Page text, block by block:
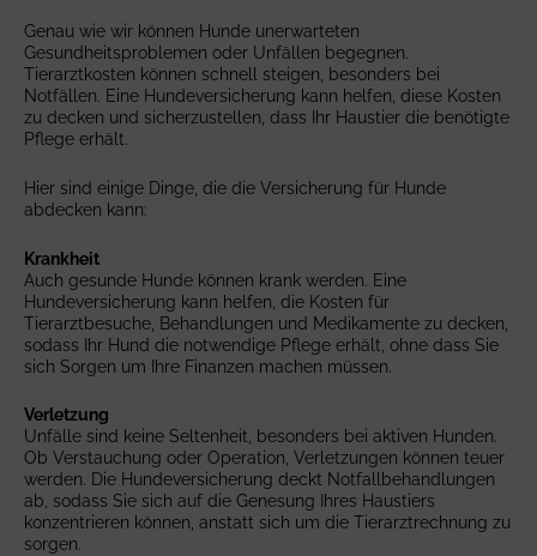
Bis zu 100%
Wartezeiten
Verletzung: Keine Wartezeit
Brachycephales Syndrom: 365 Tage
Unterbringungskosten
Vermisstenanzeige und Finderlohn
Bis zu 1.500 €
Bis zu 1.250 €
Verweigerte Rückreise & Verlust von Dokumenten
Bis zu 1.250 €
150 € + 20% (4 Jahre+)
150 € + 35% (7 Jahre+)
Prozentuale Deckung
Bis zu 100%
Wartezeiten
Brachycephales Syndrom: 365 Tage
Krankheiten: 14 Tage
Unterbringungskosten
Bis zu 1.000 €
Vermisstenanzeige und Finderlohn
Bis zu 1.000 €
Reiserücktrittsversicherung
Bis zu 1.000 €
Genau wie wir können Hunde unerwarteten
Gesundheitsproblemen oder Unfällen begegnen.
Tierarztkosten können schnell steigen, besonders bei
Notfällen. Eine Hundeversicherung kann helfen, diese Kosten
zu decken und sicherzustellen, dass Ihr Haustier die benötigte
Pflege erhält.
Hier sind einige Dinge, die die Versicherung für Hunde
abdecken kann:
Krankheit
Auch gesunde Hunde können krank werden. Eine
Hundeversicherung kann helfen, die Kosten für
Tierarztbesuche, Behandlungen und Medikamente zu decken,
sodass Ihr Hund die notwendige Pflege erhält, ohne dass Sie
sich Sorgen um Ihre Finanzen machen müssen.
Verletzung
Unfälle sind keine Seltenheit, besonders bei aktiven Hunden.
Ob Verstauchung oder Operation, Verletzungen können teuer
werden. Die Hundeversicherung deckt Notfallbehandlungen
ab, sodass Sie sich auf die Genesung Ihres Haustiers
konzentrieren können, anstatt sich um die Tierarztrechnung zu
sorgen.